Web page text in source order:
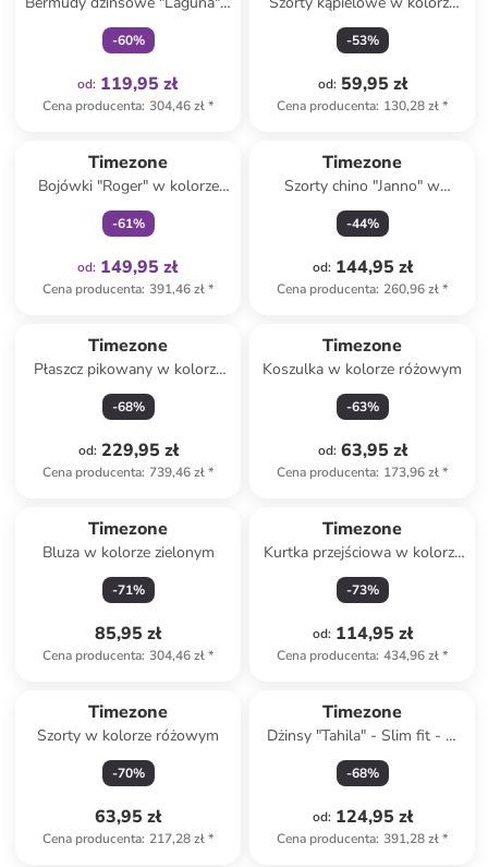
Loose fit - w kolorze białym
-60%
od: 119,95 zł
Cena producenta: 304,46 zł*
żółto-pomarańczowym
-53%
od: 59,95 zł
Cena producenta: 130,28 zł*
Timezone
Bojówki "Roger" w kolorze
jasnoszarym
-61%
od: 149,95 zł
Cena producenta: 391,46 zł*
Timezone
Szorty chino "Janno" w
kolorze niebieskim
-44%
od: 144,95 zł
Cena producenta: 260,96 zł*
Timezone
Płaszcz pikowany w kolorze
czarnym
-68%
od: 229,95 zł
Cena producenta: 739,46 zł*
Timezone
Koszulka w kolorze różowym
-63%
od: 63,95 zł
Cena producenta: 173,96 zł*
Timezone
Bluza w kolorze zielonym
-71%
85,95 zł
Cena producenta: 304,46 zł*
Timezone
Kurtka przejściowa w kolorze
granatowym
-73%
od: 114,95 zł
Cena producenta: 434,96 zł*
Timezone
Szorty w kolorze różowym
-70%
63,95 zł
Cena producenta: 217,28 zł*
Timezone
Dżinsy "Tahila" - Slim fit - w
kolorze granatowym
-68%
od: 124,95 zł
Cena producenta: 391,28 zł*